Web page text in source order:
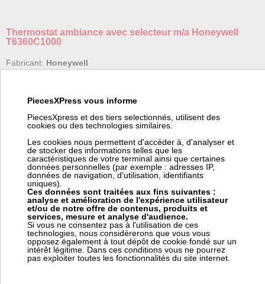
Thermostat ambiance avec selecteur m/a Honeywell
T6360C1000
Fabricant: Honeywell
Code article Pièces Express:489963
(*) Nous pouvons commander ce produit chez Honeywell. Pour
vous fournir cet article en ± 16 jours chez vous (suivant le stock
Honeywell), ce fournisseur nous facture 15,00 € HT de frais de
transport pour commande spéciale. Ces frais viendront s'ajouter
à votre coût de transport dans votre panier.
T6360C1000 - 230 V ca, avec sortie SPDT, avec interrupteur
marche/arrêt
Thermostat d'ambiance mural à tension de ligne
Pour la commande générale des vannes de gaz, vannes de zone,
pompes de circulation, ventilateurs, chaudières, etc. dans les
systèmes de chauffage ou de refroidissement.
PiecesXPress vous informe
PiecesXpress et des tiers selectionnés, utilisent des
cookies ou des technologies similaires.
Les cookies nous permettent d'accéder à, d'analyser et
de stocker des informations telles que les
caractéristiques de votre terminal ainsi que certaines
données personnelles (par exemple : adresses IP,
données de navigation, d'utilisation, identifiants
uniques).
Ces données sont traitées aux fins suivantes :
analyse et amélioration de l'expérience utilisateur
et/ou de notre offre de contenus, produits et
services, mesure et analyse d'audience.
Si vous ne consentez pas à l'utilisation de ces
technologies, nous considérerons que vous vous
opposez également à tout dépôt de cookie fondé sur un
intérêt légitime. Dans ces conditions vous ne pourrez
pas exploiter toutes les fonctionnalités du site internet.